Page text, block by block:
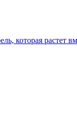
которая растет